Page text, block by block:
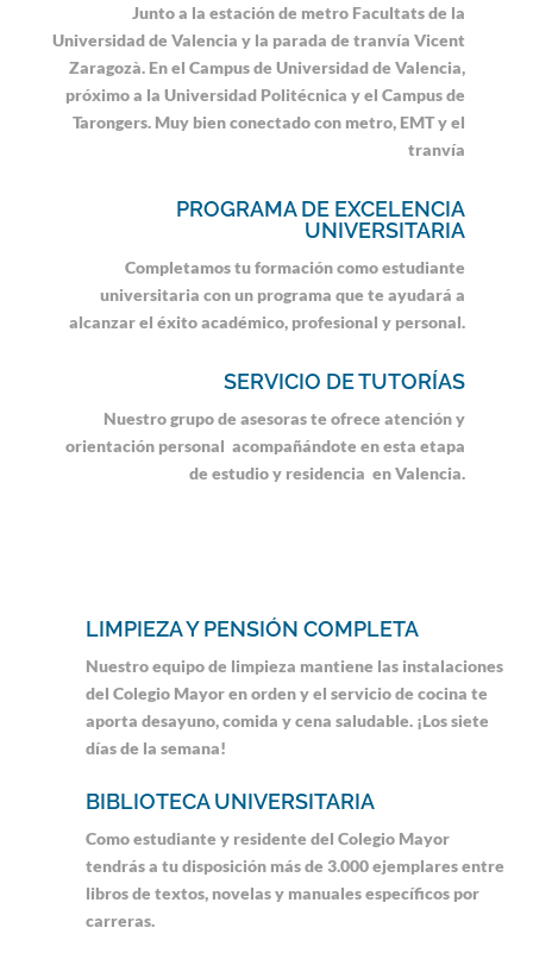
Junto a la estación de metro Facultats de la
Universidad de Valencia y la parada de tranvía Vicent
Zaragozà. En el Campus de Universidad de Valencia,
próximo a la Universidad Politécnica y el Campus de
Tarongers. Muy bien conectado con metro, EMT y el
tranvía
PROGRAMA DE EXCELENCIA
UNIVERSITARIA
Completamos tu formación como estudiante
universitaria con un programa que te ayudará a
alcanzar el éxito académico, profesional y personal.
SERVICIO DE TUTORÍAS
Nuestro grupo de asesoras te ofrece atención y
orientación personal acompañándote en esta etapa
de estudio y residencia en Valencia.
LIMPIEZA Y PENSIÓN COMPLETA
Nuestro equipo de limpieza mantiene las instalaciones
del Colegio Mayor en orden y el servicio de cocina te
aporta desayuno, comida y cena saludable. ¡Los siete
días de la semana!
BIBLIOTECA UNIVERSITARIA
Como estudiante y residente del Colegio Mayor
tendrás a tu disposición más de 3.000 ejemplares entre
libros de textos, novelas y manuales específicos por
carreras.